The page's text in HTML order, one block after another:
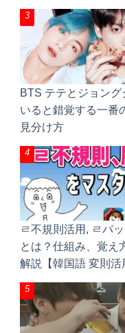
BTS テテとジョング
いると錯覚する一番
見分け方
ㄹ不規則活用, ㄹパ
とは？仕組み、覚え
解説【韓国語 変則活